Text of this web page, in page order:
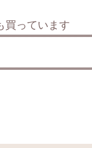
買っています